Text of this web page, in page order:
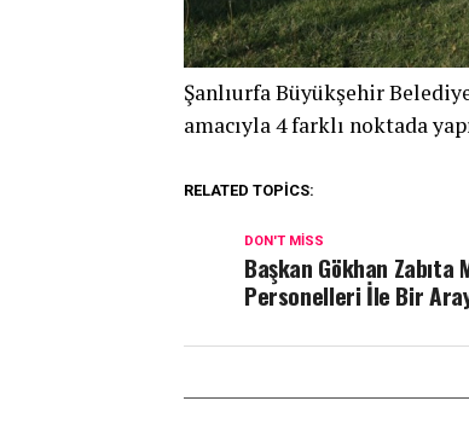
Şanlıurfa Büyükşehir
amacıyla 4 farklı noktada
RELATED TOPICS:
DON'T MISS
Başkan Gökhan Zabıta
Personelleri İle Bir